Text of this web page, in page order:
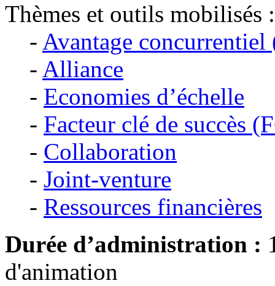
Thèmes et outils mobilisés :
- Avantage
- Alliance
- Economies d’échelle
- Facteur clé de succès
- Collaboration
- Joint-venture
- Ressources financières
Durée d’administration :
d'animation